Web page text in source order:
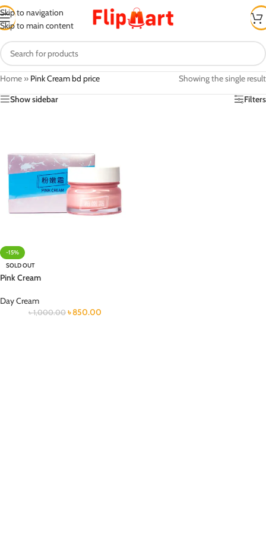
Skip to navigation
Skip to main content
Home » Pink Cream bd price
Showing the single result
Show sidebar
Filters
-15%
SOLD OUT
Pink Cream
Day Cream
৳1,000.00 ৳850.00